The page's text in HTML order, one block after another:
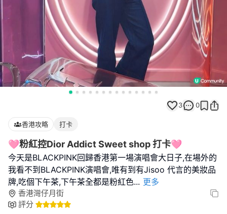
3 0
香港攻略 打卡
🩷粉紅控Dior Addict Sweet shop 打卡🩷
今天是BLACKPINK回歸香港第一場演唱會大日子,在場外的
我看不到BLACKPINK演唱會,唯有到有Jisoo 代言的美妝品
牌,吃個下午茶,下午茶全都是粉紅色... 更多
香港灣仔月街
評分